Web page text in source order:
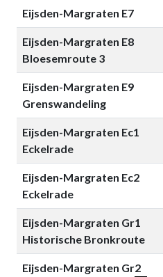
Eijsden-Margraten E7
Eijsden-Margraten E8
Bloesemroute 3
Eijsden-Margraten E9
Grenswandeling
Eijsden-Margraten Ec1
Eckelrade
Eijsden-Margraten Ec2
Eckelrade
Eijsden-Margraten Gr1
Historische Bronkroute
Eijsden-Margraten Gr2